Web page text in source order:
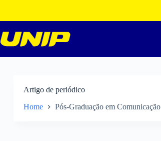
o
conteúdo
Artigo de periódico
Home Pós-Graduação em Comunicação